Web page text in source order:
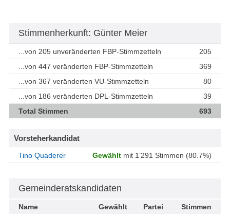
Stimmenherkunft: Günter Meier
...von 205 unveränderten FBP-Stimmzetteln
205
...von 447 veränderten FBP-Stimmzetteln
369
...von 367 veränderten VU-Stimmzetteln
80
...von 186 veränderten DPL-Stimmzetteln
39
Total Stimmen
693
Vorsteherkandidat
Tino Quaderer Gewählt mit 1’291 Stimmen (80.7%)
Gemeinderatskandidaten
Name Gewählt Partei Stimmen